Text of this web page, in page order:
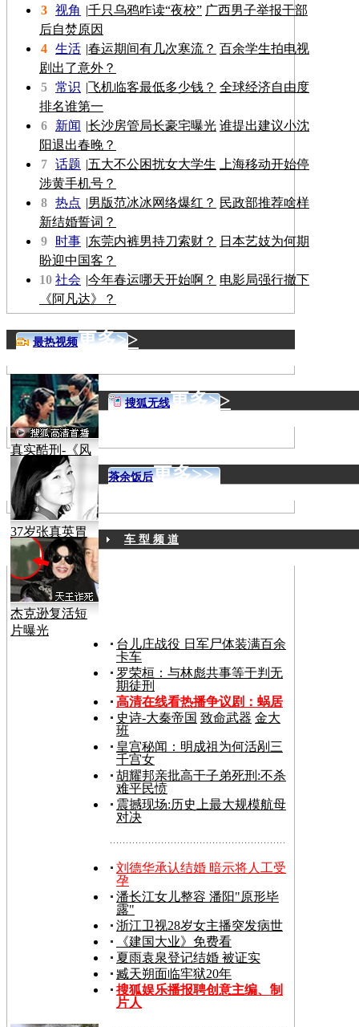
3 视角 |千只乌鸦咋读“夜校” 广西男子举报干部
后自焚原因
4 生活 |春运期间有几次寒流？ 百余学生拍电视
剧出了意外？
5 常识 |飞机临客最低多少钱？ 全球经济自由度
排名谁第一
6
新闻 |长沙房管局长豪宅曝光 谁提出建议小沈
阳退出春晚？
7 话题 |五大不公困扰女大学生
上海移动开始停
涉黄手机号？
8 热点 |男版范冰冰网络爆红？ 民政部推荐啥样
新结婚誓词？
9
时事 |东莞内裤男持刀索财？
日本艺妓为何期
盼迎中国客？
10 社会 |今年春运哪天开始啊？ 电影局强行撤下
《阿凡达》？
最热视频更多>>
真实酷刑-《风
声》
37岁张真英胃
癌病逝
杰克逊复活短
片曝光
台儿庄战役 日军尸体装满百余
卡车
罗荣桓：与林彪共事等于判无
期徒刑
高清在线看热播争议剧： 蜗居
史诗-大秦帝国 致命武器 金大
班
皇宫秘闻：明成祖为何活剐三
千宫女
胡耀邦亲批高干子弟死刑:不杀
难平民愤
震撼现场:历史上最大规模航母
对决
刘德华承认结婚 暗示将人工受
孕
潘长江女儿整容 潘阳"原形毕
露"
浙江卫视28岁女主播突发病世
《建国大业》免费看
夏雨袁泉登记结婚 被证实
臧天朔面临牢狱20年
搜狐娱乐播报聘创意主编、制
片人
搜狐无线更多>>
茶余饭后更多>>
车 型 频 道